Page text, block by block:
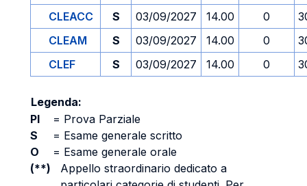
CLEACC
S 03/09/2027 14.00 0
CLEAM
S 03/09/2027 14.00 0
CLEF
S 03/09/2027 14.00 0
Legenda:
PI
= Prova Parziale
S
= Esame generale scritto
O
= Esame generale orale
(**)
Appello straordinario dedicato a